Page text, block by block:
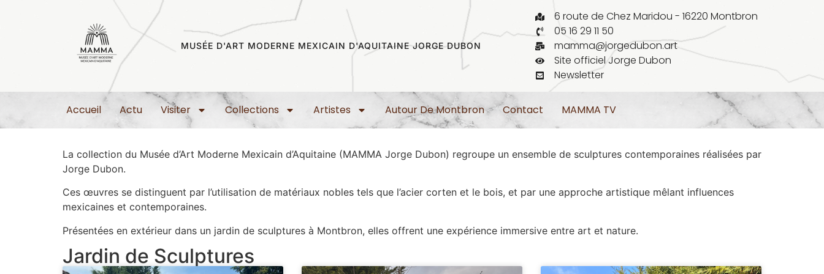
MUSÉE D'ART MODERNE MEXICAIN D'AQUITAINE JORGE DUBON
6 route de Chez Maridou - 16220 Montbron
05 16 29 11 50
mamma@jorgedubon.art
Site officiel Jorge Dubon
Newsletter
Accueil Actu Visiter Collections Artistes Autour De Montbron Contact MAMMA TV
La collection du Musée d’Art Moderne Mexicain d’Aquitaine (MAMMA Jorge Dubon) regroupe un ensemble de sculptures contemporaines réalisées par
Jorge Dubon.
Ces œuvres se distinguent par l’utilisation de matériaux nobles tels que l’acier corten et le bois, et par une approche artistique mêlant influences
mexicaines et contemporaines.
Présentées en extérieur dans un jardin de sculptures à Montbron, elles offrent une expérience immersive entre art et nature.
Jardin de Sculptures